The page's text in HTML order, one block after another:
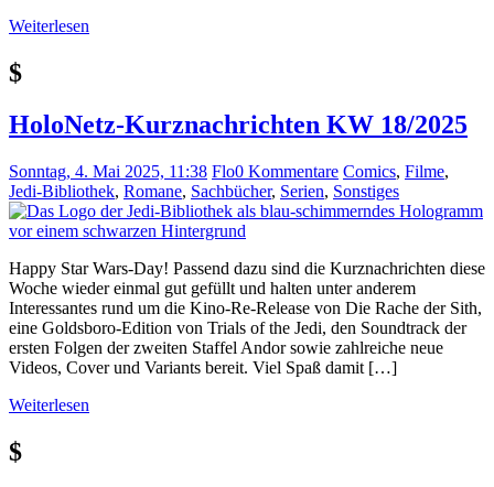
Weiterlesen
$
HoloNetz-Kurznachrichten KW 18/2025
Sonntag, 4. Mai 2025, 11:38 Flo0 Kommentare Comics, Filme,
Jedi-Bibliothek, Romane, Sachbücher, Serien, Sonstiges
Happy Star Wars-Day! Passend dazu sind die Kurznachrichten diese
Woche wieder einmal gut gefüllt und halten unter anderem
Interessantes rund um die Kino-Re-Release von Die Rache der Sith,
eine Goldsboro-Edition von Trials of the Jedi, den Soundtrack der
ersten Folgen der zweiten Staffel Andor sowie zahlreiche neue
Videos, Cover und Variants bereit. Viel Spaß damit […]
Weiterlesen
$